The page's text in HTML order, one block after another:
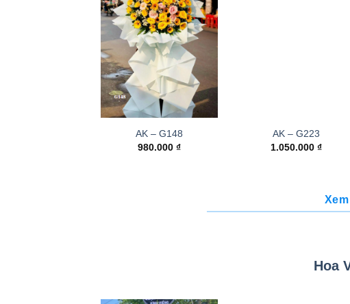
AK – G148
980.000 ₫
AK – G223
1.050.000₫
Hoa